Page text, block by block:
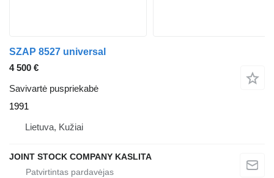
SZAP 8527 universal
4 500 €
Savivartė puspriekabė
1991
Lietuva, Kužiai
JOINT STOCK COMPANY KASLITA